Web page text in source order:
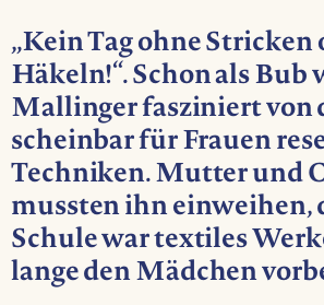
„Kein Tag ohne Stricken
Häkeln!“. Schon als Bub
Mallinger fasziniert von
scheinbar für Frauen
Techniken. Mutter und
mussten ihn einweihen,
Schule war textiles
lange den Mädchen